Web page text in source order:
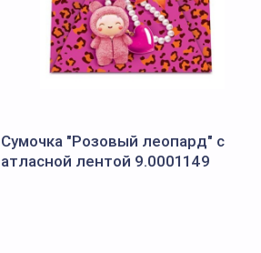
Сумочка "Розовый леопард" с
атласной лентой 9.0001149